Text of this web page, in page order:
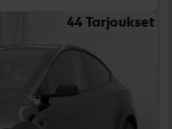
44 Tarjoukset